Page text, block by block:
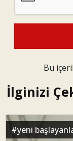
Bu
İlginizi
#yeni